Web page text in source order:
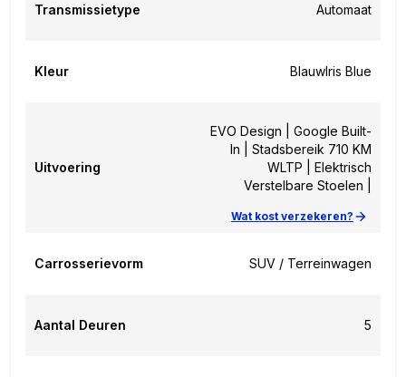
Transmissietype Automaat
Kleur BlauwIris Blue
Uitvoering
EVO Design | Google Built-
In | Stadsbereik 710 KM
WLTP | Elektrisch
Verstelbare Stoelen |
Wat kost verzekeren?
Carrosserievorm SUV / Terreinwagen
Aantal Deuren 5